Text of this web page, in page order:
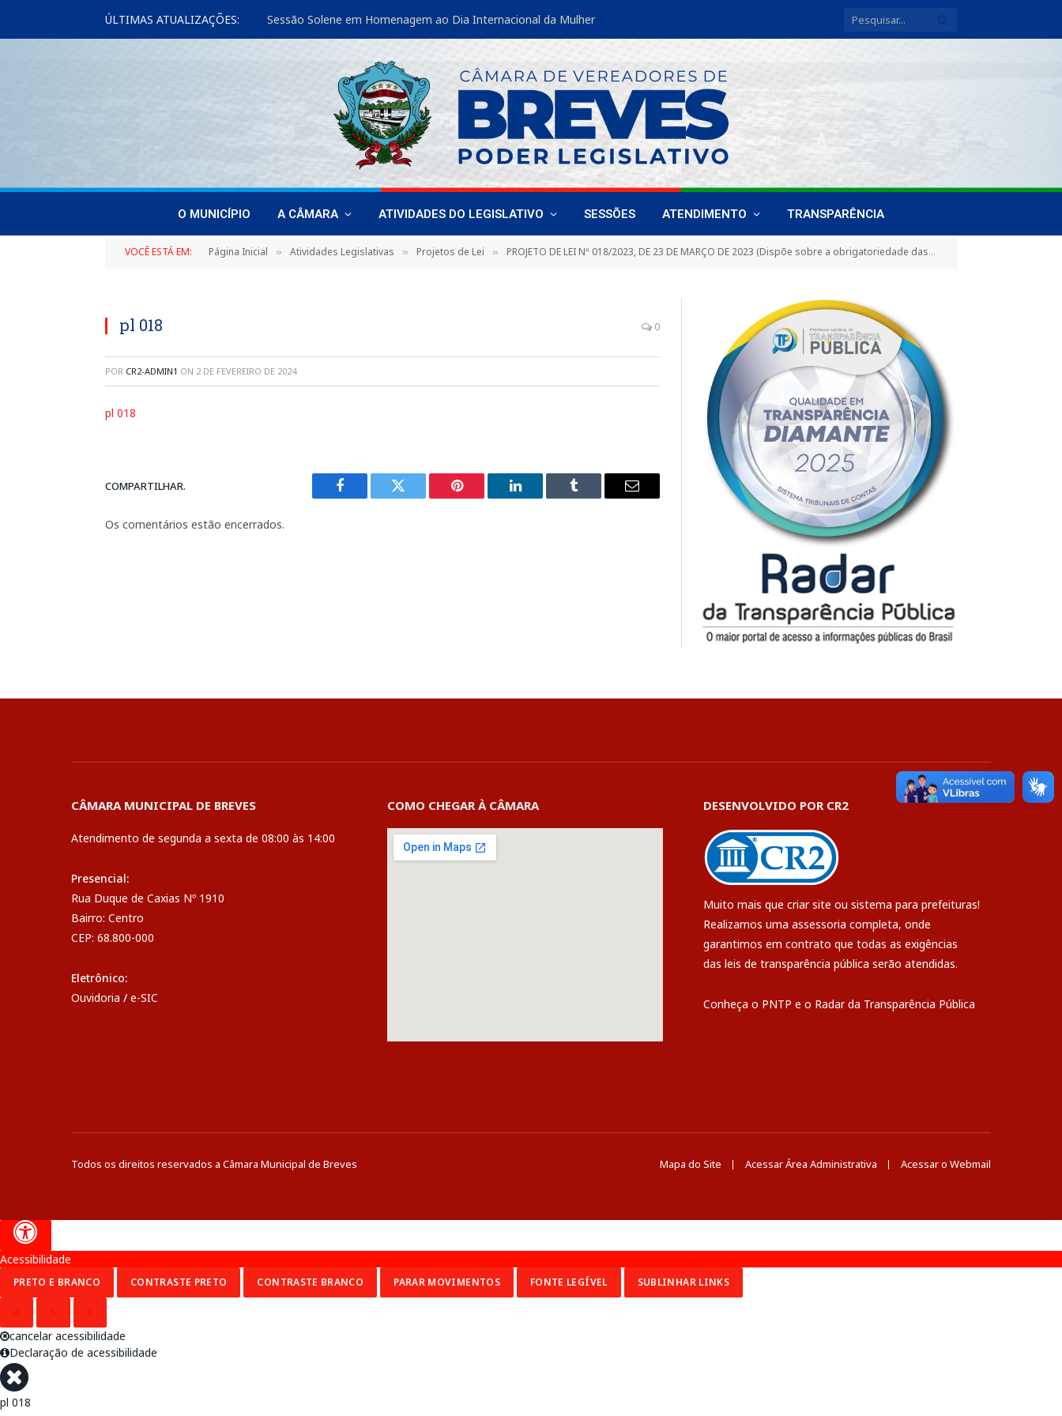
ÚLTIMAS ATUALIZAÇÕES: Sessão Solene em Homenagem ao Dia Internacional da Mulher
O MUNICÍPIO A CÂMARA ATIVIDADES DO LEGISLATIVO SESSÕES ATENDIMENTO TRANSPARÊNCIA
VOCÊ ESTÁ EM: Página Inicial » Atividades Legislativas » Projetos de Lei » PROJETO DE LEI Nº 018/2023, DE 23 DE MARÇO DE 2023 (Dispõe sobre a obrigatoriedade das Entidades e Empresas Organizadoras de Eventos se responsabilizarem pela limpeza das vias públicas situadas no entorno dos locais de realização de eventos abertos ou fechados no âmbito do Município de Breves)
pl 018 0
POR CR2-ADMIN1 ON 2 DE FEVEREIRO DE 2024
pl 018
COMPARTILHAR.
Facebook Twitter Pinterest LinkedIn Tumblr
E-
Os comentários estão encerrados.
CÂMARA MUNICIPAL DE BREVES
Atendimento de segunda a sexta de 08:00 às 14:00
Presencial:
Rua Duque de Caxias Nº 1910
Bairro: Centro
CEP: 68.800-000
Eletrônico:
Ouvidoria / e-SIC
COMO CHEGAR À CÂMARA DESENVOLVIDO POR CR2
Muito mais que criar site ou sistema para prefeituras!
Realizamos uma assessoria completa, onde
garantimos em contrato que todas as exigências
das leis de transparência pública serão atendidas.
Conheça o PNTP e o Radar da Transparência Pública
Todos os direitos reservados a Câmara Municipal de Breves Mapa do Site Acessar Área Administrativa Acessar o Webmail
Acessibilidade
PRETO E BRANCO CONTRASTE PRETO CONTRASTE BRANCO PARAR MOVIMENTOS FONTE LEGÍVEL SUBLINHAR LINKS
cancelar acessibilidade
Declaração de acessibilidade
pl 018